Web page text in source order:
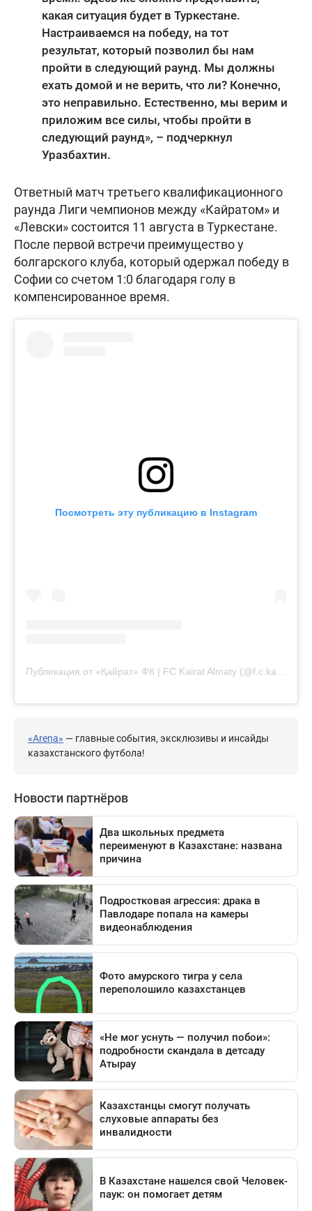
какая ситуация будет в Туркестане.
Настраиваемся на победу, на тот
результат, который позволил бы нам
пройти в следующий раунд. Мы должны
ехать домой и не верить, что ли? Конечно,
это неправильно. Естественно, мы верим и
приложим все силы, чтобы пройти в
следующий раунд», – подчеркнул
Уразбахтин.
Ответный матч третьего квалификационного
раунда Лиги чемпионов между «Кайратом» и
«Левски» состоится 11 августа в Туркестане.
После первой встречи преимущество у
болгарского клуба, который одержал победу в
Софии со счетом 1:0 благодаря голу в
компенсированное время.
Посмотреть эту публикацию в Instagram
«Arena» — главные события, эксклюзивы и инсайды
казахстанского футбола!